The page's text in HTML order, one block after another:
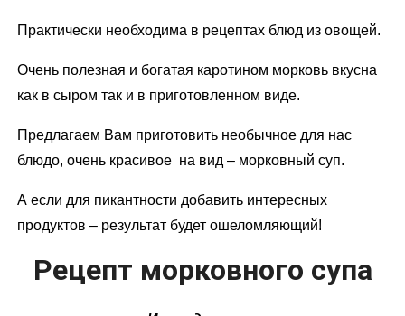
Практически необходима в рецептах блюд из овощей.
Очень полезная и богатая каротином морковь вкусна
как в сыром так и в приготовленном виде.
Предлагаем Вам приготовить необычное для нас
блюдо, очень красивое на вид – морковный суп.
А если для пикантности добавить интересных
продуктов – результат будет ошеломляющий!
Рецепт морковного супа